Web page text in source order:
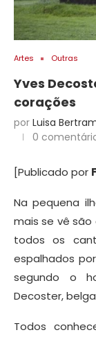
Artes Outras
Yves
corações
por Luisa
0
[Publicado por
Na pequena
mais se vê são
todos os
espalhados
segundo o
Decoster,
Todos